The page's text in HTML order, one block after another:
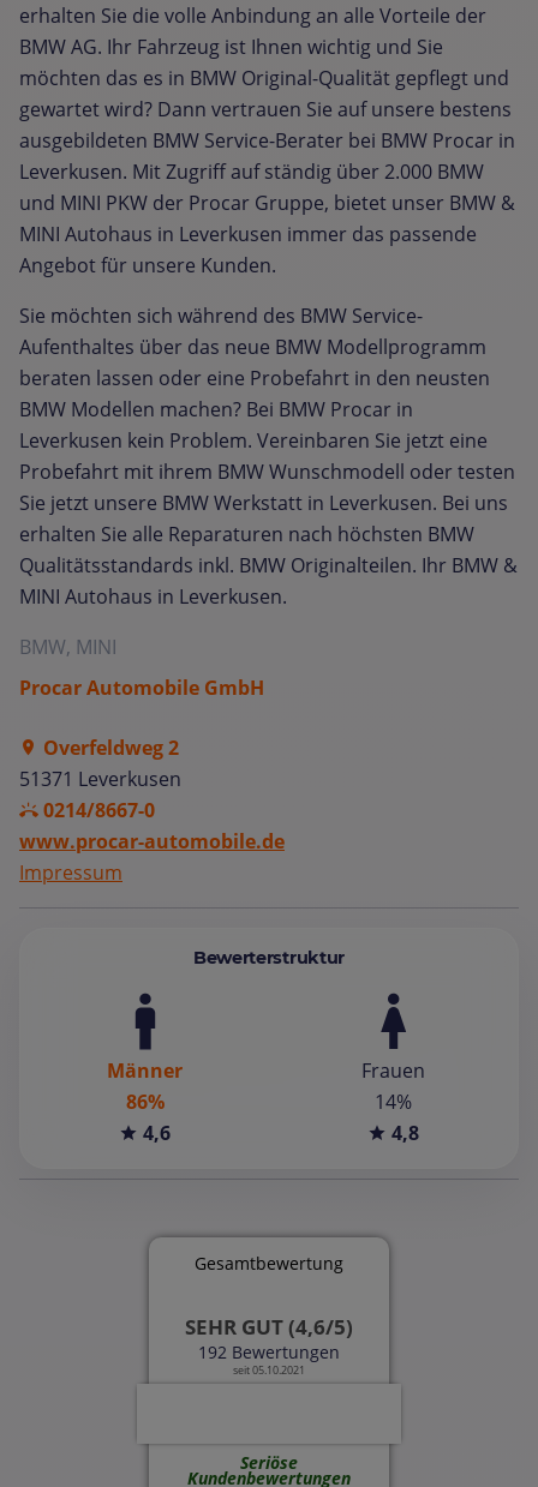
erhalten Sie die volle Anbindung an alle Vorteile der
BMW AG. Ihr Fahrzeug ist Ihnen wichtig und Sie
möchten das es in BMW Original-Qualität gepflegt und
gewartet wird? Dann vertrauen Sie auf unsere bestens
ausgebildeten BMW Service-Berater bei BMW Procar in
Leverkusen. Mit Zugriff auf ständig über 2.000 BMW
und MINI PKW der Procar Gruppe, bietet unser BMW &
MINI Autohaus in Leverkusen immer das passende
Angebot für unsere Kunden.
Sie möchten sich während des BMW Service-
Aufenthaltes über das neue BMW Modellprogramm
beraten lassen oder eine Probefahrt in den neusten
BMW Modellen machen? Bei BMW Procar in
Leverkusen kein Problem. Vereinbaren Sie jetzt eine
Probefahrt mit ihrem BMW Wunschmodell oder testen
Sie jetzt unsere BMW Werkstatt in Leverkusen. Bei uns
erhalten Sie alle Reparaturen nach höchsten BMW
Qualitätsstandards inkl. BMW Originalteilen. Ihr BMW &
MINI Autohaus in Leverkusen.
BMW, MINI
Procar Automobile GmbH
Overfeldweg 2
51371 Leverkusen
0214/8667-0
www.procar-automobile.de
Impressum
Bewerterstruktur
Männer
86%
4,6
Frauen
14%
4,8
Gesamtbewertung
SEHR GUT (4,6/5)
192 Bewertungen
seit 05.10.2021
Seriöse
Kundenbewertungen